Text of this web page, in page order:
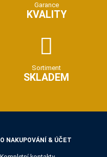
Garance
KVALITY
Sortiment
SKLADEM
O NAKUPOVÁNÍ & ÚČET